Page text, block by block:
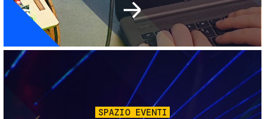
Immagine
SPAZIO EVENTI